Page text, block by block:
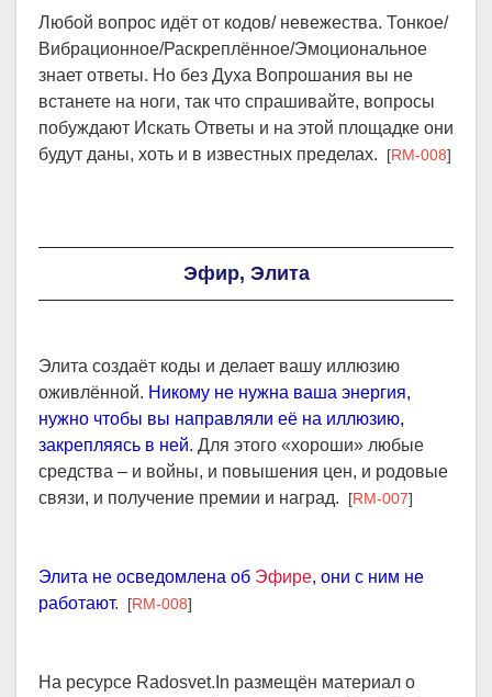
Любой вопрос идёт от кодов/ невежества. Тонкое/
Вибрационное/Раскреплённое/Эмоциональное
знает ответы. Но без Духа Вопрошания вы не
встанете на ноги, так что спрашивайте, вопросы
побуждают Искать Ответы и на этой площадке они
будут даны, хоть и в известных пределах. [RM-008]
Эфир, Элита
Элита создаёт коды и делает вашу иллюзию
оживлённой. Никому не нужна ваша энергия,
нужно чтобы вы направляли её на иллюзию,
закрепляясь в ней. Для этого «хороши» любые
средства – и войны, и повышения цен, и родовые
связи, и получение премии и наград. [RM-007]
Элита не осведомлена об Эфире, они с ним не
работают. [RM-008]
На ресурсе Radosvet.In размещён материал о